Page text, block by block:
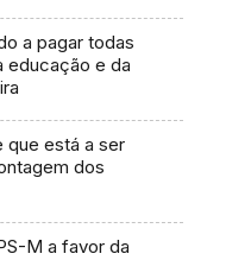
a pagar todas
educação e da
que está a ser
dos
M a favor da